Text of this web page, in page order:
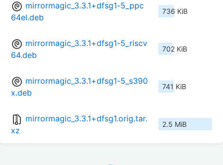
mirrormagic_3.3.1+dfsg1-5_ppc
64el.deb
736 KiB
mirrormagic_3.3.1+dfsg1-5_riscv
64.deb
702 KiB
mirrormagic_3.3.1+dfsg1-5_s390
x.deb
741 KiB
mirrormagic_3.3.1+dfsg1.orig.tar.
xz
2.5 MiB